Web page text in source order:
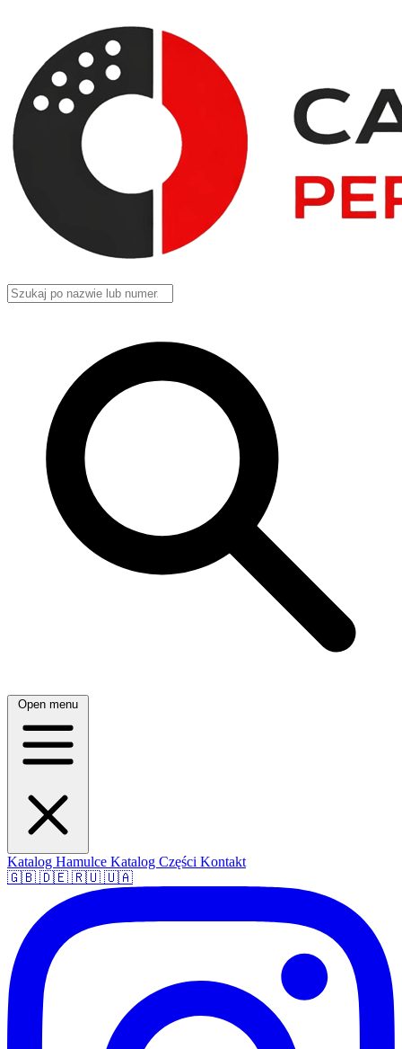
Open menu
Katalog Hamulce Katalog Części Kontakt
🇬🇧 🇩🇪 🇷🇺 🇺🇦